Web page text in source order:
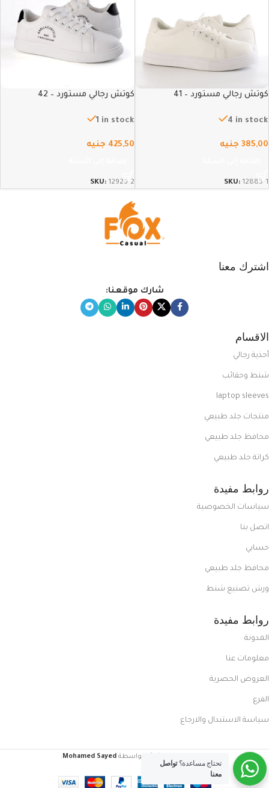
كوتش رجالي مستورد – 41
4 in stock
385,00 جنيه
SKU: 12885-1
كوتش رجالي مستورد – 42
1 in stock
425,50 جنيه
SKU: 12926-2
اشترك معنا
شارك موقعنا:
الاقسام
أحذية رجالي
شنط وحقائب
laptop sleeves
منتجات جلد طبيعي
محافظ جلد طبيعي
كراتة جلد طبيعي
روابط مفيدة
سياسات الخصوصية
اتصل بنا
حسابي
محافظ جلد طبيعي
ورش تصنيع شنط
روابط مفيدة
المدونة
معلومات عنا
العروض الحصرية
الفرع
سياسة الاستبدال والارجاع
تم إنشاؤه بواسطةMohamed Sayed
.
تحتاج مساعدة؟تواصل
معنا